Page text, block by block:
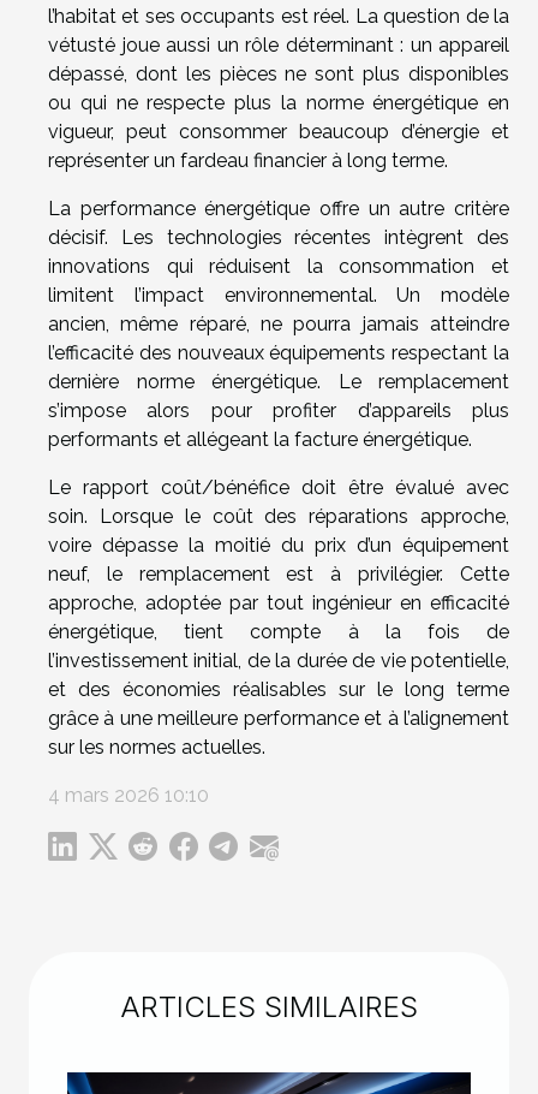
ARTICLES SIMILAIRES
l’habitat et ses occupants est réel. La question de la
vétusté joue aussi un rôle déterminant : un appareil
dépassé, dont les pièces ne sont plus disponibles
ou qui ne respecte plus la norme énergétique en
vigueur, peut consommer beaucoup d’énergie et
représenter un fardeau financier à long terme.
La performance énergétique offre un autre critère
décisif. Les technologies récentes intègrent des
innovations qui réduisent la consommation et
limitent l’impact environnemental. Un modèle
ancien, même réparé, ne pourra jamais atteindre
l’efficacité des nouveaux équipements respectant la
dernière norme énergétique. Le remplacement
s’impose alors pour profiter d’appareils plus
performants et allégeant la facture énergétique.
Le rapport coût/bénéfice doit être évalué avec
soin. Lorsque le coût des réparations approche,
voire dépasse la moitié du prix d’un équipement
neuf, le remplacement est à privilégier. Cette
approche, adoptée par tout ingénieur en efficacité
énergétique, tient compte à la fois de
l’investissement initial, de la durée de vie potentielle,
et des économies réalisables sur le long terme
grâce à une meilleure performance et à l’alignement
sur les normes actuelles.
4 mars 2026 10:10